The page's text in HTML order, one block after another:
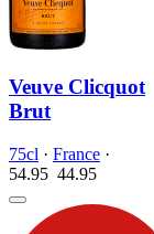
Veuve Clicquot
Brut
75cl · France ·
54.95 44.95